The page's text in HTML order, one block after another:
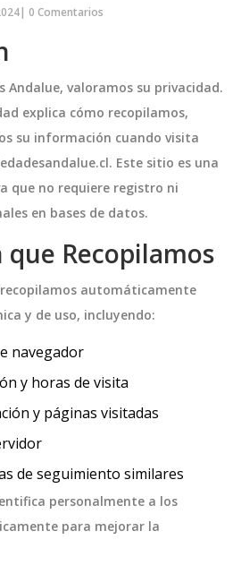
| 0 Comentarios
Andalue, valoramos su privacidad.
explica cómo recopilamos,
su información cuando visita
Este sitio es una
no requiere registro ni
en bases de datos.
Recopilamos
automáticamente
y de uso, incluyendo:
navegador
y horas de visita
y páginas visitadas
de seguimiento similares
personalmente a los
para mejorar la